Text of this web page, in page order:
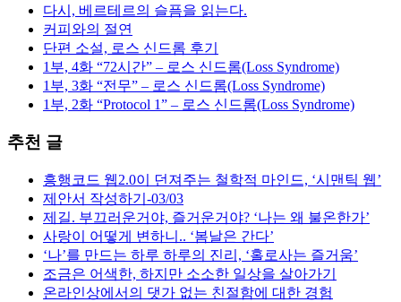
다시, 베르테르의 슬픔을 읽는다.
커피와의 절연
단편 소설, 로스 신드롬 후기
1부, 4화 “72시간” – 로스 신드롬(Loss Syndrome)
1부, 3화 “전무” – 로스 신드롬(Loss Syndrome)
1부, 2화 “Protocol 1” – 로스 신드롬(Loss Syndrome)
추천 글
흥행코드 웹2.0이 던져주는 철학적 마인드, ‘시맨틱 웹’
제안서 작성하기-03/03
제길. 부끄러운거야, 즐거운거야? ‘나는 왜 불온한가’
사랑이 어떻게 변하니.. ‘봄날은 간다’
‘나’를 만드는 하루 하루의 진리, ‘홀로사는 즐거움’
조금은 어색한, 하지만 소소한 일상을 살아가기
온라인상에서의 댓가 없는 친절함에 대한 경험